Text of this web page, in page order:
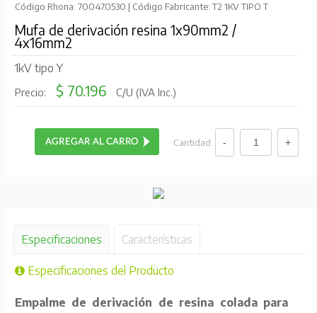
Código Rhona: 700470530 | Código Fabricante: T2 1KV TIPO T
Mufa de derivación resina 1x90mm2 /
4x16mm2
1kV tipo Y
Precio: $ 70.196 C/U (IVA Inc.)
Cantidad:
Especificaciones Características
Especificaciones del Producto
Empalme de derivación de resina colada para